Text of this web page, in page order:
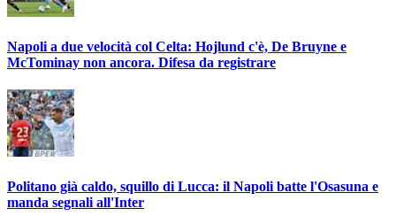
Napoli a due velocità col Celta: Hojlund c'è, De Bruyne e
McTominay non ancora. Difesa da registrare
Politano già caldo, squillo di Lucca: il Napoli batte l'Osasuna e
manda segnali all'Inter